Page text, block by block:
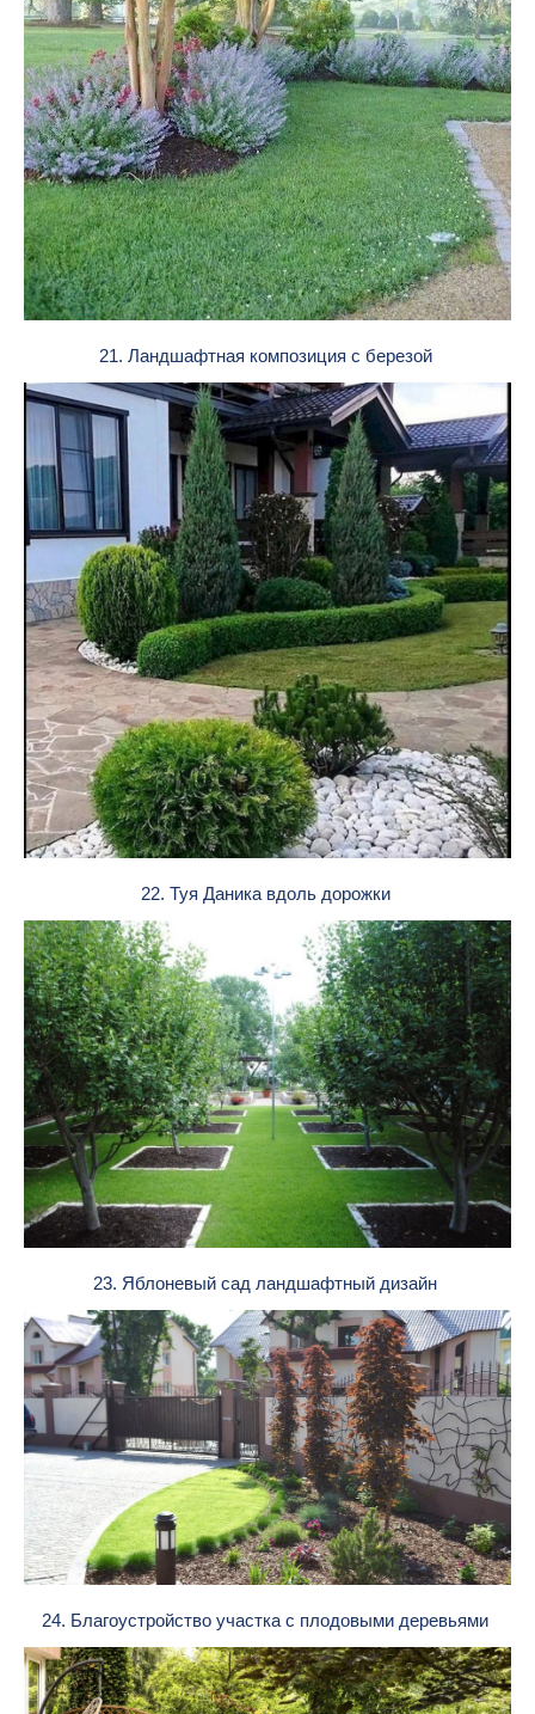
21. Ландшафтная композиция с березой
22. Туя Даника вдоль дорожки
23. Яблоневый сад ландшафтный дизайн
24. Благоустройство участка с плодовыми деревьями